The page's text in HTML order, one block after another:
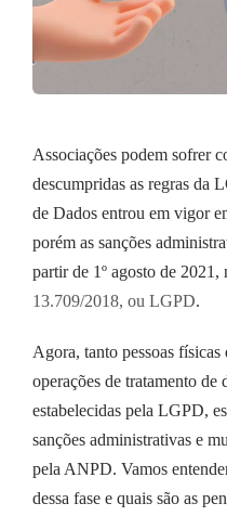
Associações podem sofrer
descumpridas as regras da
de Dados entrou em vigor
porém as sanções
partir de 1º agosto de 2021,
13.709/2018, ou LGPD.
Agora, tanto pessoas
operações de tratamento de
estabelecidas pela LGPD,
sanções administrativas e
pela ANPD. Vamos
dessa fase e quais são as